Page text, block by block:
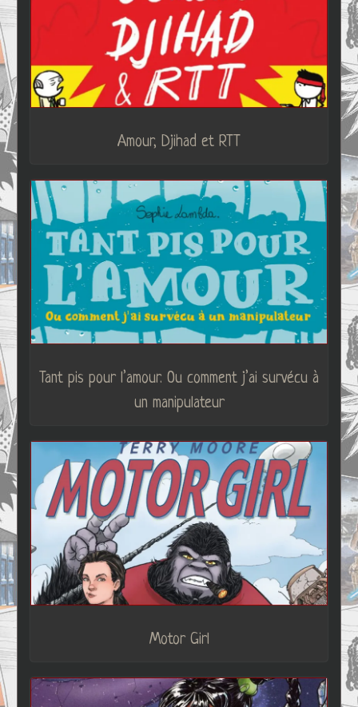
Amour, Djihad et RTT
Tant pis pour l’amour. Ou comment j’ai survécu à
un manipulateur
Motor Girl